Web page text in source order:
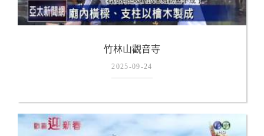
竹林山觀音寺
2025-09-24